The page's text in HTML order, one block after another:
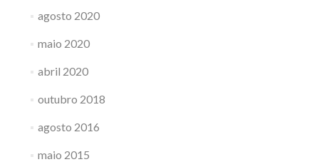
agosto 2020
maio 2020
abril 2020
outubro 2018
agosto 2016
maio 2015